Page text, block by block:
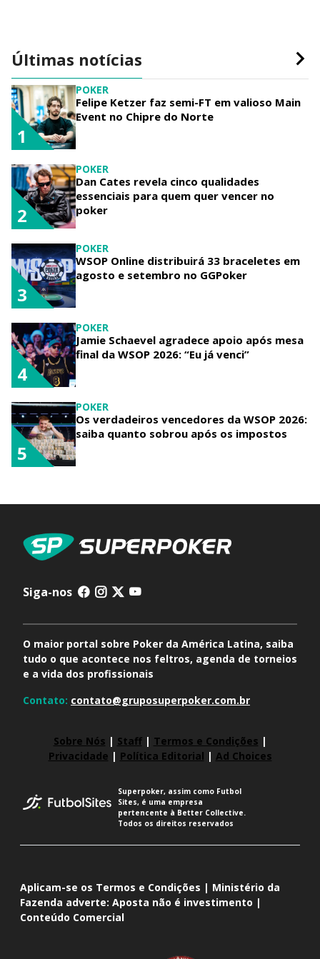
Últimas notícias
POKER
Felipe Ketzer faz semi-FT em valioso Main
Event no Chipre do Norte
1
POKER
Dan Cates revela cinco qualidades
essenciais para quem quer vencer no
poker
2
POKER
WSOP Online distribuirá 33 braceletes em
agosto e setembro no GGPoker
3
POKER
Jamie Schaevel agradece apoio após mesa
final da WSOP 2026: “Eu já venci”
4
POKER
Os verdadeiros vencedores da WSOP 2026:
saiba quanto sobrou após os impostos
5
Siga-nos
O maior portal sobre Poker da América Latina, saiba
tudo o que acontece nos feltros, agenda de torneios
e a vida dos profissionais
Contato: contato@gruposuperpoker.com.br
Sobre Nós | Staff| Termos e Condições |
Privacidade | Política Editorial | Ad Choices
Superpoker, assim como Futbol
Sites, é uma empresa
pertencente à Better Collective.
Todos os direitos reservados
Aplicam-se os Termos e Condições | Ministério da
Fazenda adverte: Aposta não é investimento |
Conteúdo Comercial